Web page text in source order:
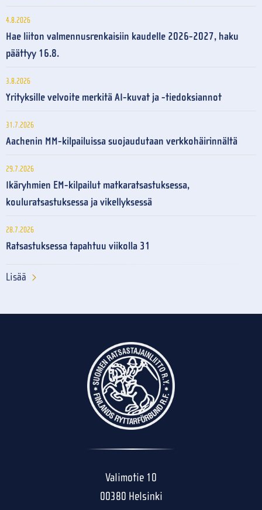
4.8.2026
Hae liiton valmennusrenkaisiin kaudelle 2026-2027, haku
päättyy 16.8.
3.8.2026
Yrityksille velvoite merkitä AI-kuvat ja -tiedoksiannot
31.7.2026
Aachenin MM-kilpailuissa suojaudutaan verkkohäirinnältä
29.7.2026
Ikäryhmien EM-kilpailut matkaratsastuksessa,
kouluratsastuksessa ja vikellyksessä
28.7.2026
Ratsastuksessa tapahtuu viikolla 31
Lisää
Valimotie 10
00380 Helsinki